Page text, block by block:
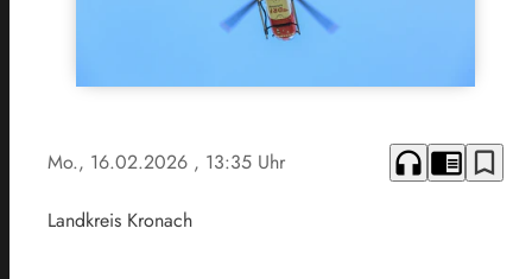
Mo., 16.02.2026 , 13:35 Uhr headphones chrome_reader_mode bookmark_border
Landkreis Kronach